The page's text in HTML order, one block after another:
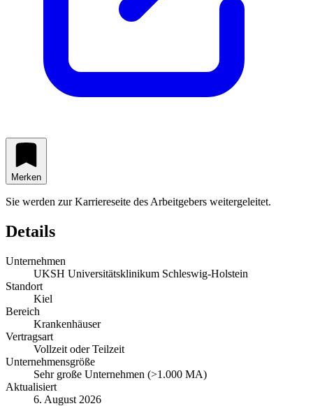
Merken
Sie werden zur Karriereseite des Arbeitgebers weitergeleitet.
Details
Unternehmen
UKSH Universitätsklinikum Schleswig-Holstein
Standort
Kiel
Bereich
Krankenhäuser
Vertragsart
Vollzeit oder Teilzeit
Unternehmensgröße
Sehr große Unternehmen (>1.000 MA)
Aktualisiert
6. August 2026